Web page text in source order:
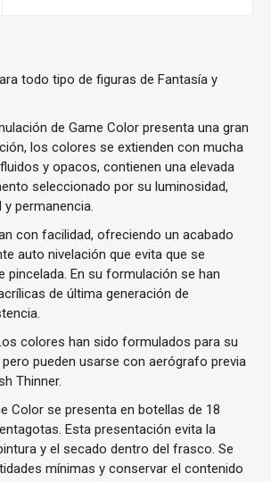
todo tipo de figuras de Fantasía y
de Game Color presenta una gran
los colores se extienden con mucha
y opacos, contienen una elevada
seleccionado por su luminosidad,
permanencia.
con facilidad, ofreciendo un acabado
auto nivelación que evita que se
pincelada. En su formulación se han
de última generación de
colores han sido formulados para su
pueden usarse con aerógrafo previa
Thinner.
Color se presenta en botellas de 18
Esta presentación evita la
y el secado dentro del frasco. Se
mínimas y conservar el contenido